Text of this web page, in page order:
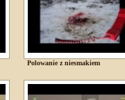
Polowanie z niesmakiem